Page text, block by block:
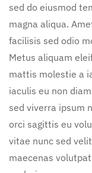
sed do eiusmod
magna aliqua.
facilisis sed odio
Metus aliquam
mattis molestie a
iaculis eu non
sed viverra ipsum
orci sagittis eu
vitae nunc sed
maecenas